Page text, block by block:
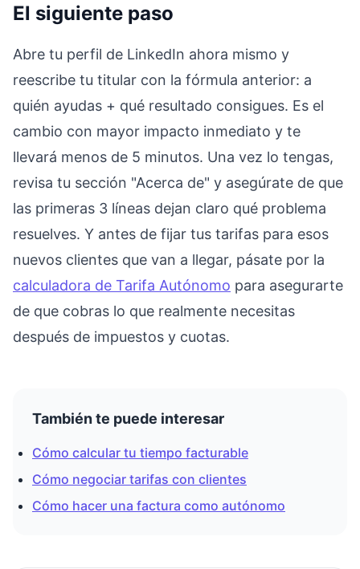
El siguiente paso
Abre tu perfil de LinkedIn ahora mismo y
reescribe tu titular con la fórmula anterior: a
quién ayudas + qué resultado consigues. Es el
cambio con mayor impacto inmediato y te
llevará menos de 5 minutos. Una vez lo tengas,
revisa tu sección "Acerca de" y asegúrate de que
las primeras 3 líneas dejan claro qué problema
resuelves. Y antes de fijar tus tarifas para esos
nuevos clientes que van a llegar, pásate por la
calculadora de Tarifa Autónomo para asegurarte
de que cobras lo que realmente necesitas
después de impuestos y cuotas.
También te puede interesar
Cómo calcular tu tiempo facturable
Cómo negociar tarifas con clientes
Cómo hacer una factura como autónomo